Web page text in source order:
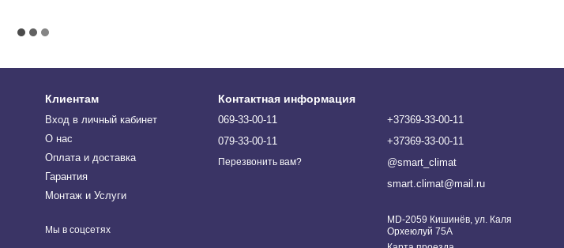
Клиентам
Вход в личный кабинет
О нас
Оплата и доставка
Гарантия
Монтаж и Услуги
Мы в соцсетях
Контактная информация
069-33-00-11
079-33-00-11
Перезвонить вам?
+37369-33-00-11
+37369-33-00-11
@smart_climat
smart.climat@mail.ru
MD-2059 Кишинёв, ул. Каля
Орхеюлуй 75A